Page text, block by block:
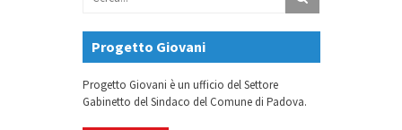
Progetto Giovani
Progetto Giovani è un ufficio del Settore
Gabinetto del Sindaco del Comune di Padova.